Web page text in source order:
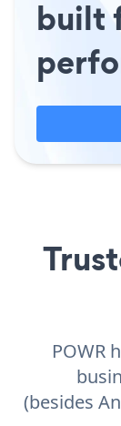
built
POWR
(besides